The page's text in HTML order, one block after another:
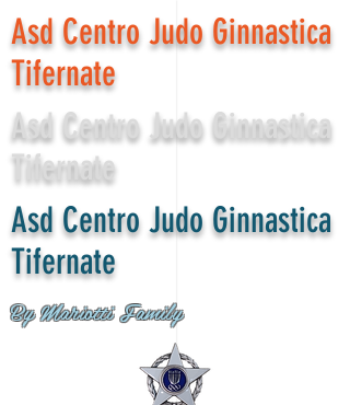
Asd Centro Judo Ginnastica
Tifernate
Asd Centro Judo Ginnastica
Tifernate
Asd Centro Judo Ginnastica
Tifernate
By Mariotti Family